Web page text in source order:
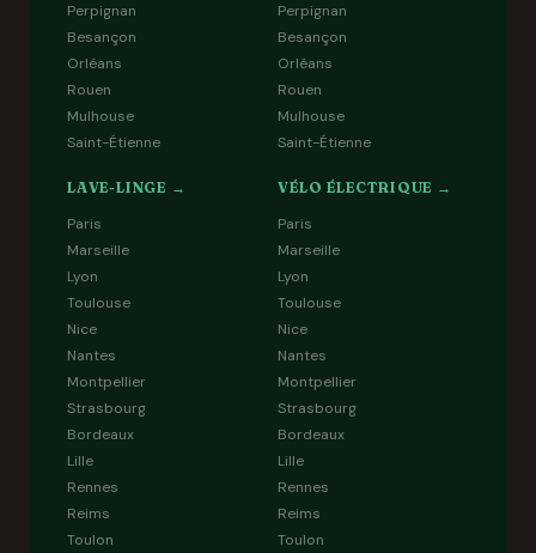
Perpignan
Besançon
Orléans
Rouen
Mulhouse
Saint-Étienne
Perpignan
Besançon
Orléans
Rouen
Mulhouse
Saint-Étienne
LAVE-LINGE →
Paris
Marseille
Lyon
Toulouse
Nice
Nantes
Montpellier
Strasbourg
Bordeaux
Lille
Rennes
Reims
Toulon
VÉLO ÉLECTRIQUE →
Paris
Marseille
Lyon
Toulouse
Nice
Nantes
Montpellier
Strasbourg
Bordeaux
Lille
Rennes
Reims
Toulon